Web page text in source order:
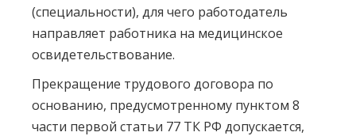
(специальности), для чего работодатель
направляет работника на медицинское
освидетельствование.
Прекращение трудового договора по
основанию, предусмотренному пунктом 8
части первой статьи 77 ТК РФ допускается,